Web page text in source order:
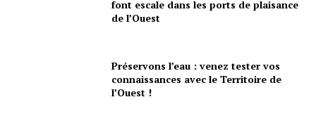
font escale dans les ports de plaisance
de l’Ouest
Préservons l’eau : venez tester vos
connaissances avec le Territoire de
l’Ouest !